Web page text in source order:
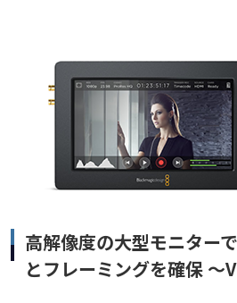
高解像度の大型モニター
とフレーミングを確保